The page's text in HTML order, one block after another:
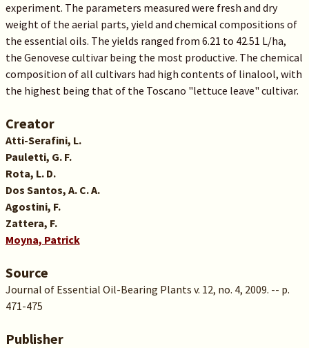
experiment. The parameters measured were fresh and dry
weight of the aerial parts, yield and chemical compositions of
the essential oils. The yields ranged from 6.21 to 42.51 L/ha,
the Genovese cultivar being the most productive. The chemical
composition of all cultivars had high contents of linalool, with
the highest being that of the Toscano "lettuce leave" cultivar.
Creator
Atti-Serafini, L.
Pauletti, G. F.
Rota, L. D.
Dos Santos, A. C. A.
Agostini, F.
Zattera, F.
Moyna, Patrick
Source
Journal of Essential Oil-Bearing Plants v. 12, no. 4, 2009. -- p.
471-475
Publisher